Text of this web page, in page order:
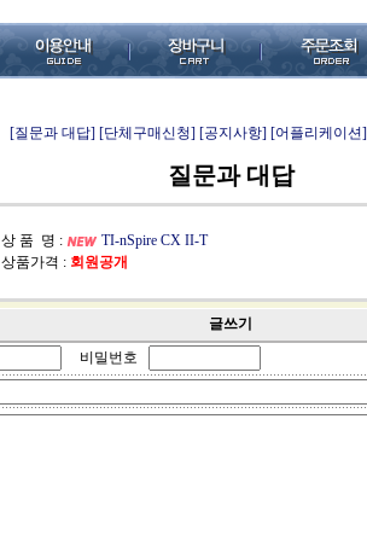
[질문과 대답] [단체구매신청] [공지사항] [어플리케이션]
질문과 대답
상 품 명 :
TI-nSpire CX II-T
상품가격 : 회원공개
글쓰기
비밀번호